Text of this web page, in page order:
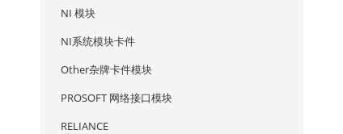
NI 模块
NI系统模块卡件
Other杂牌卡件模块
PROSOFT 网络接口模块
RELIANCE